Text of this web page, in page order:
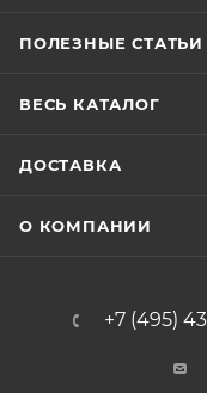
ПОЛЕЗНЫЕ СТАТЬИ
ВЕСЬ КАТАЛОГ
ДОСТАВКА
О КОМПАНИИ
+7 (495)